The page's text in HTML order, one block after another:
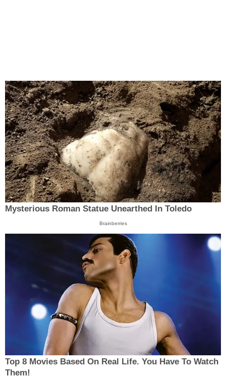
Mysterious Roman Statue Unearthed In Toledo
Brainberries
Top 8 Movies Based On Real Life. You Have To Watch
Them!